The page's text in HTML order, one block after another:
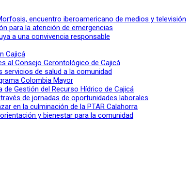
encuentro iberoamericano de medios y televisión
para la atención de emergencias
a una convivencia responsable
Cajicá
al Consejo Gerontológico de Cajicá
servicios de salud a la comunidad
Colombia Mayor
Gestión del Recurso Hídrico de Cajicá
de jornadas de oportunidades laborales
en la culminación de la PTAR Calahorra
y bienestar para la comunidad